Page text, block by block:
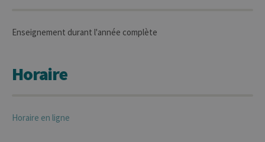
Enseignement durant l'année complète
Horaire
Horaire en ligne